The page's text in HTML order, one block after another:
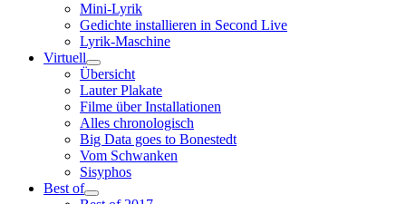
Mini-Lyrik
Gedichte installieren in Second Live
Lyrik-Maschine
Virtuell
Übersicht
Lauter Plakate
Filme über Installationen
Alles chronologisch
Big Data goes to Bonestedt
Vom Schwanken
Sisyphos
Best of